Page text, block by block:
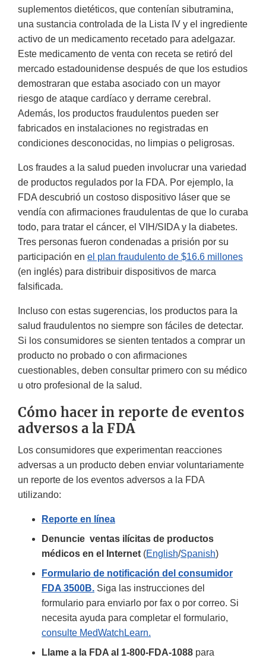
suplementos dietéticos, que contenían sibutramina,
una sustancia controlada de la Lista IV y el ingrediente
activo de un medicamento recetado para adelgazar.
Este medicamento de venta con receta se retiró del
mercado estadounidense después de que los estudios
demostraran que estaba asociado con un mayor
riesgo de ataque cardíaco y derrame cerebral.
Además, los productos fraudulentos pueden ser
fabricados en instalaciones no registradas en
condiciones desconocidas, no limpias o peligrosas.
Los fraudes a la salud pueden involucrar una variedad
de productos regulados por la FDA. Por ejemplo, la
FDA descubrió un costoso dispositivo láser que se
vendía con afirmaciones fraudulentas de que lo curaba
todo, para tratar el cáncer, el VIH/SIDA y la diabetes.
Tres personas fueron condenadas a prisión por su
participación en el plan fraudulento de $16.6 millones
(en inglés) para distribuir dispositivos de marca
falsificada.
Incluso con estas sugerencias, los productos para la
salud fraudulentos no siempre son fáciles de detectar.
Si los consumidores se sienten tentados a comprar un
producto no probado o con afirmaciones
cuestionables, deben consultar primero con su médico
u otro profesional de la salud.
Cómo hacer in reporte de eventos
adversos a la FDA
Los consumidores que experimentan reacciones
adversas a un producto deben enviar voluntariamente
un reporte de los eventos adversos a la FDA
utilizando:
Reporte en línea
Denuncie ventas ilícitas de productos
médicos en el Internet (English/Spanish)
Formulario de notificación del consumidor
FDA 3500B. Siga las instrucciones del
formulario para enviarlo por fax o por correo. Si
necesita ayuda para completar el formulario,
consulte MedWatchLearn.
Llame a la FDA al 1-800-FDA-1088 para